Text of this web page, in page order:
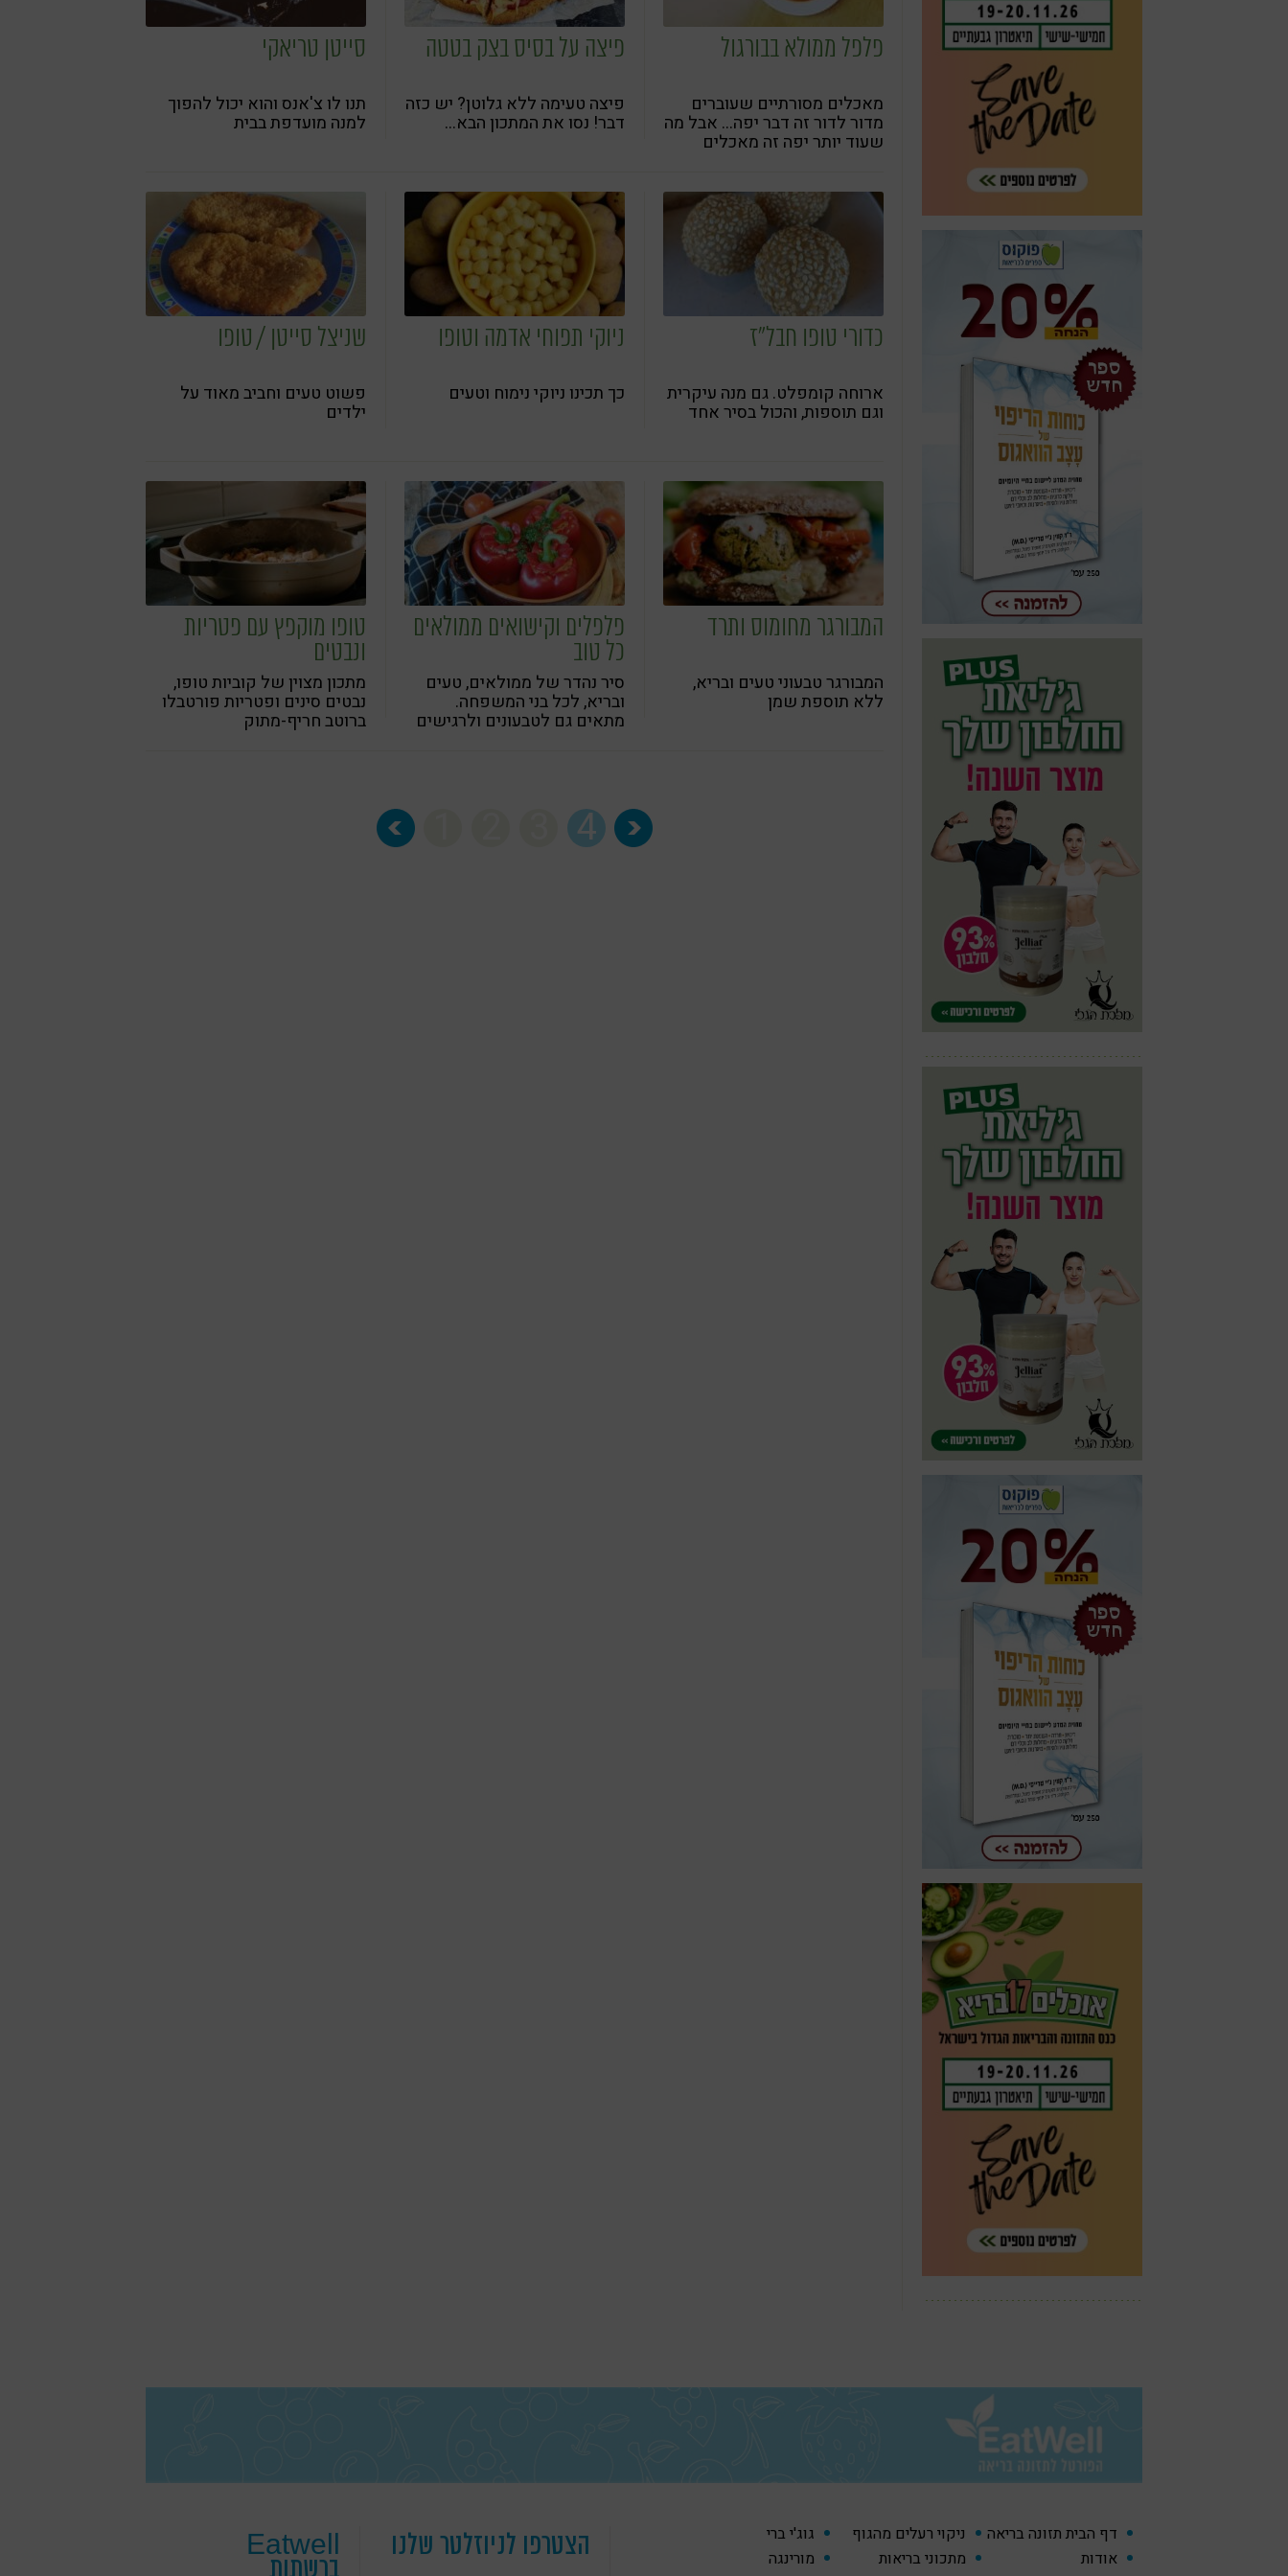
פלפל ממולא בבורגול
מאכלים מסורתיים שעוברים
מדור לדור זה דבר יפה... אבל מה
שעוד יותר יפה זה מאכלים
בריאה
פיצה על בסיס בצק בטטה
פיצה טעימה ללא גלוטן? יש כזה
דבר! נסו את המתכון הבא...
סייטן טריאקי
תנו לו צ'אנס והוא יכול להפוך
למנה מועדפת בבית
כדורי טופו חבל"ז
ארוחה קומפלט. גם מנה עיקרית
וגם תוספות, והכול בסיר אחד
ניוקי תפוחי אדמה וטופו
כך תכינו ניוקי נימוח וטעים
שניצל סייטן / טופו
פשוט טעים וחביב מאוד על
ילדים
המבורגר מחומוס ותרד
המבורגר טבעוני טעים ובריא,
ללא תוספת שמן
פלפלים וקישואים ממולאים
כל טוב
סיר נהדר של ממולאים, טעים
ובריא, לכל בני המשפחה.
מתאים גם לטבעונים ולרגישים
טופו מוקפץ עם פטריות
ונבטים
מתכון מצוין של קוביות טופו,
נבטים סינים ופטריות פורטבלו
ברוטב חריף-מתוק
4
דף הבית תזונה בריאה ניקוי רעלים מהגוף
גוג'י ברי
אודות
מתכוני בריאות
מורינגה
הצטרפו לניוזלטר שלנו Eatwell
ברשתות